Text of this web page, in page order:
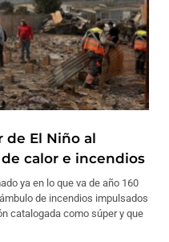
de El Niño al
calor e incendios
ya en lo que va de año 160
de incendios impulsados
catalogada como súper y que